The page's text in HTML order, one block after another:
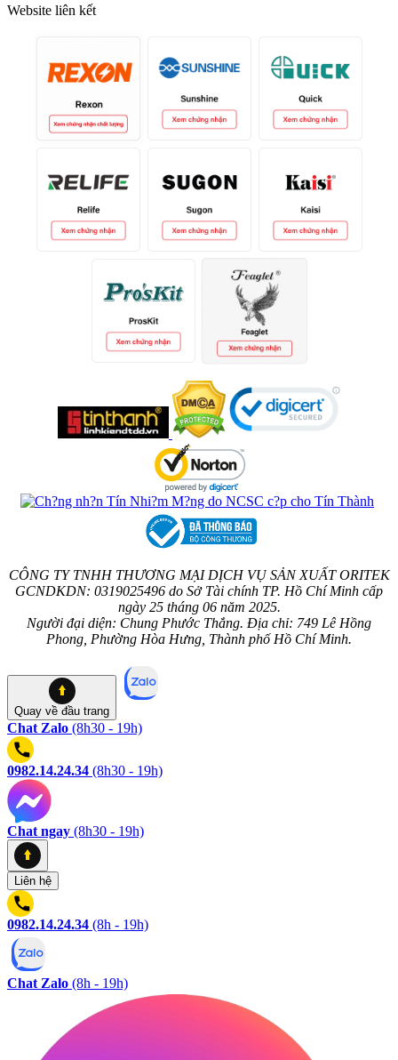
Website liên kết
CÔNG TY TNHH THƯƠNG MẠI DỊCH VỤ SẢN XUẤT ORITEK
GCNDKDN: 0319025496 do Sở Tài chính TP. Hồ Chí Minh cấp
ngày 25 tháng 06 năm 2025.
Người đại diện: Chung Phước Thắng. Địa chỉ: 749 Lê Hồng
Phong, Phường Hòa Hưng, Thành phố Hồ Chí Minh.
Quay về đầu trang
Chat Zalo (8h30 - 19h)
0982.14.24.34 (8h30 - 19h)
Chat ngay (8h30 - 19h)
Liên hệ
0982.14.24.34 (8h - 19h)
Chat Zalo (8h - 19h)